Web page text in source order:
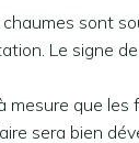
sont
Le signe
mesure que
sera bien